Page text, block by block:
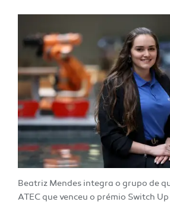
Beatriz Mendes integra o grupo de
ATEC que venceu o prémio Switch